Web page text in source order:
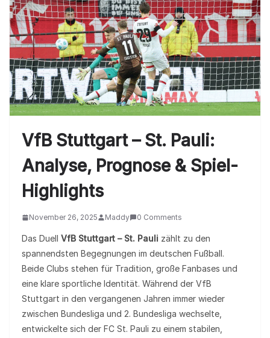
VfB Stuttgart – St. Pauli:
Analyse, Prognose & Spiel-
Highlights
November 26, 2025 Maddy 0 Comments
Das Duell VfB Stuttgart – St. Pauli zählt zu den
spannendsten Begegnungen im deutschen Fußball.
Beide Clubs stehen für Tradition, große Fanbases und
eine klare sportliche Identität. Während der VfB
Stuttgart in den vergangenen Jahren immer wieder
zwischen Bundesliga und 2. Bundesliga wechselte,
entwickelte sich der FC St. Pauli zu einem stabilen,